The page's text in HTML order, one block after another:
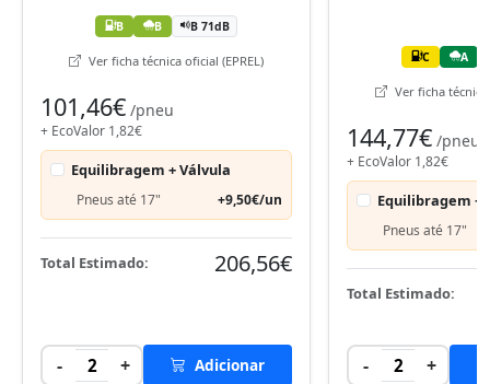
B B B 71dB
Ver ficha técnica oficial (EPREL)
101,46€ /pneu
+ EcoValor 1,82€
Equilibragem + Válvula
Pneus até 17" +9,50€/un
Total Estimado: 206,56€
- 2 + Adicionar
C A
Ver ficha técnica
144,77€ /pneu
+ EcoValor 1,82€
Equilibragem +
Pneus até 17"
Total Estimado:
- 2 +